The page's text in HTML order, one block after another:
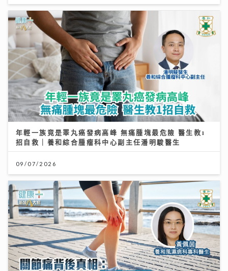
年輕一族竟是睪丸癌發病高峰 無痛腫塊最危險 醫生教1
招自救｜養和綜合腫瘤科中心副主任潘明駿醫生
09/07/2026